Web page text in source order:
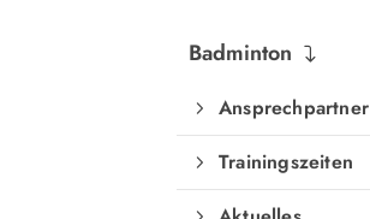
Badminton
Ansprechpartner
Trainingszeiten